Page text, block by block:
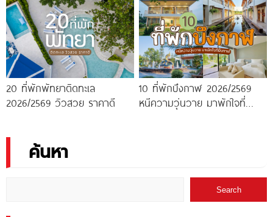
20 ที่พักพัทยาติดทะเล
2026/2569 วิวสวย ราคาดี
10 ที่พักบึงกาฬ 2026/2569
หนีความวุ่นวาย มาพักใจที่
ค้นหา
Search